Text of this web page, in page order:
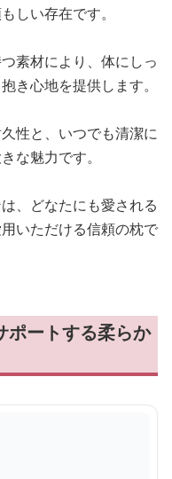
しい存在です。
素材により、体にしっ
き心地を提供します。
性と、いつでも清潔に
な魅力です。
、どなたにも愛される
いただける信頼の枕で
ポートする柔らか